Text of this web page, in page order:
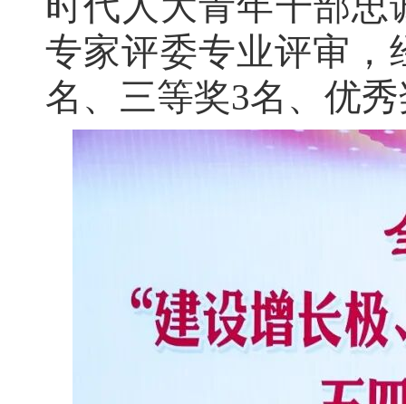
专家评委专业评审，
名、三等奖3名、优